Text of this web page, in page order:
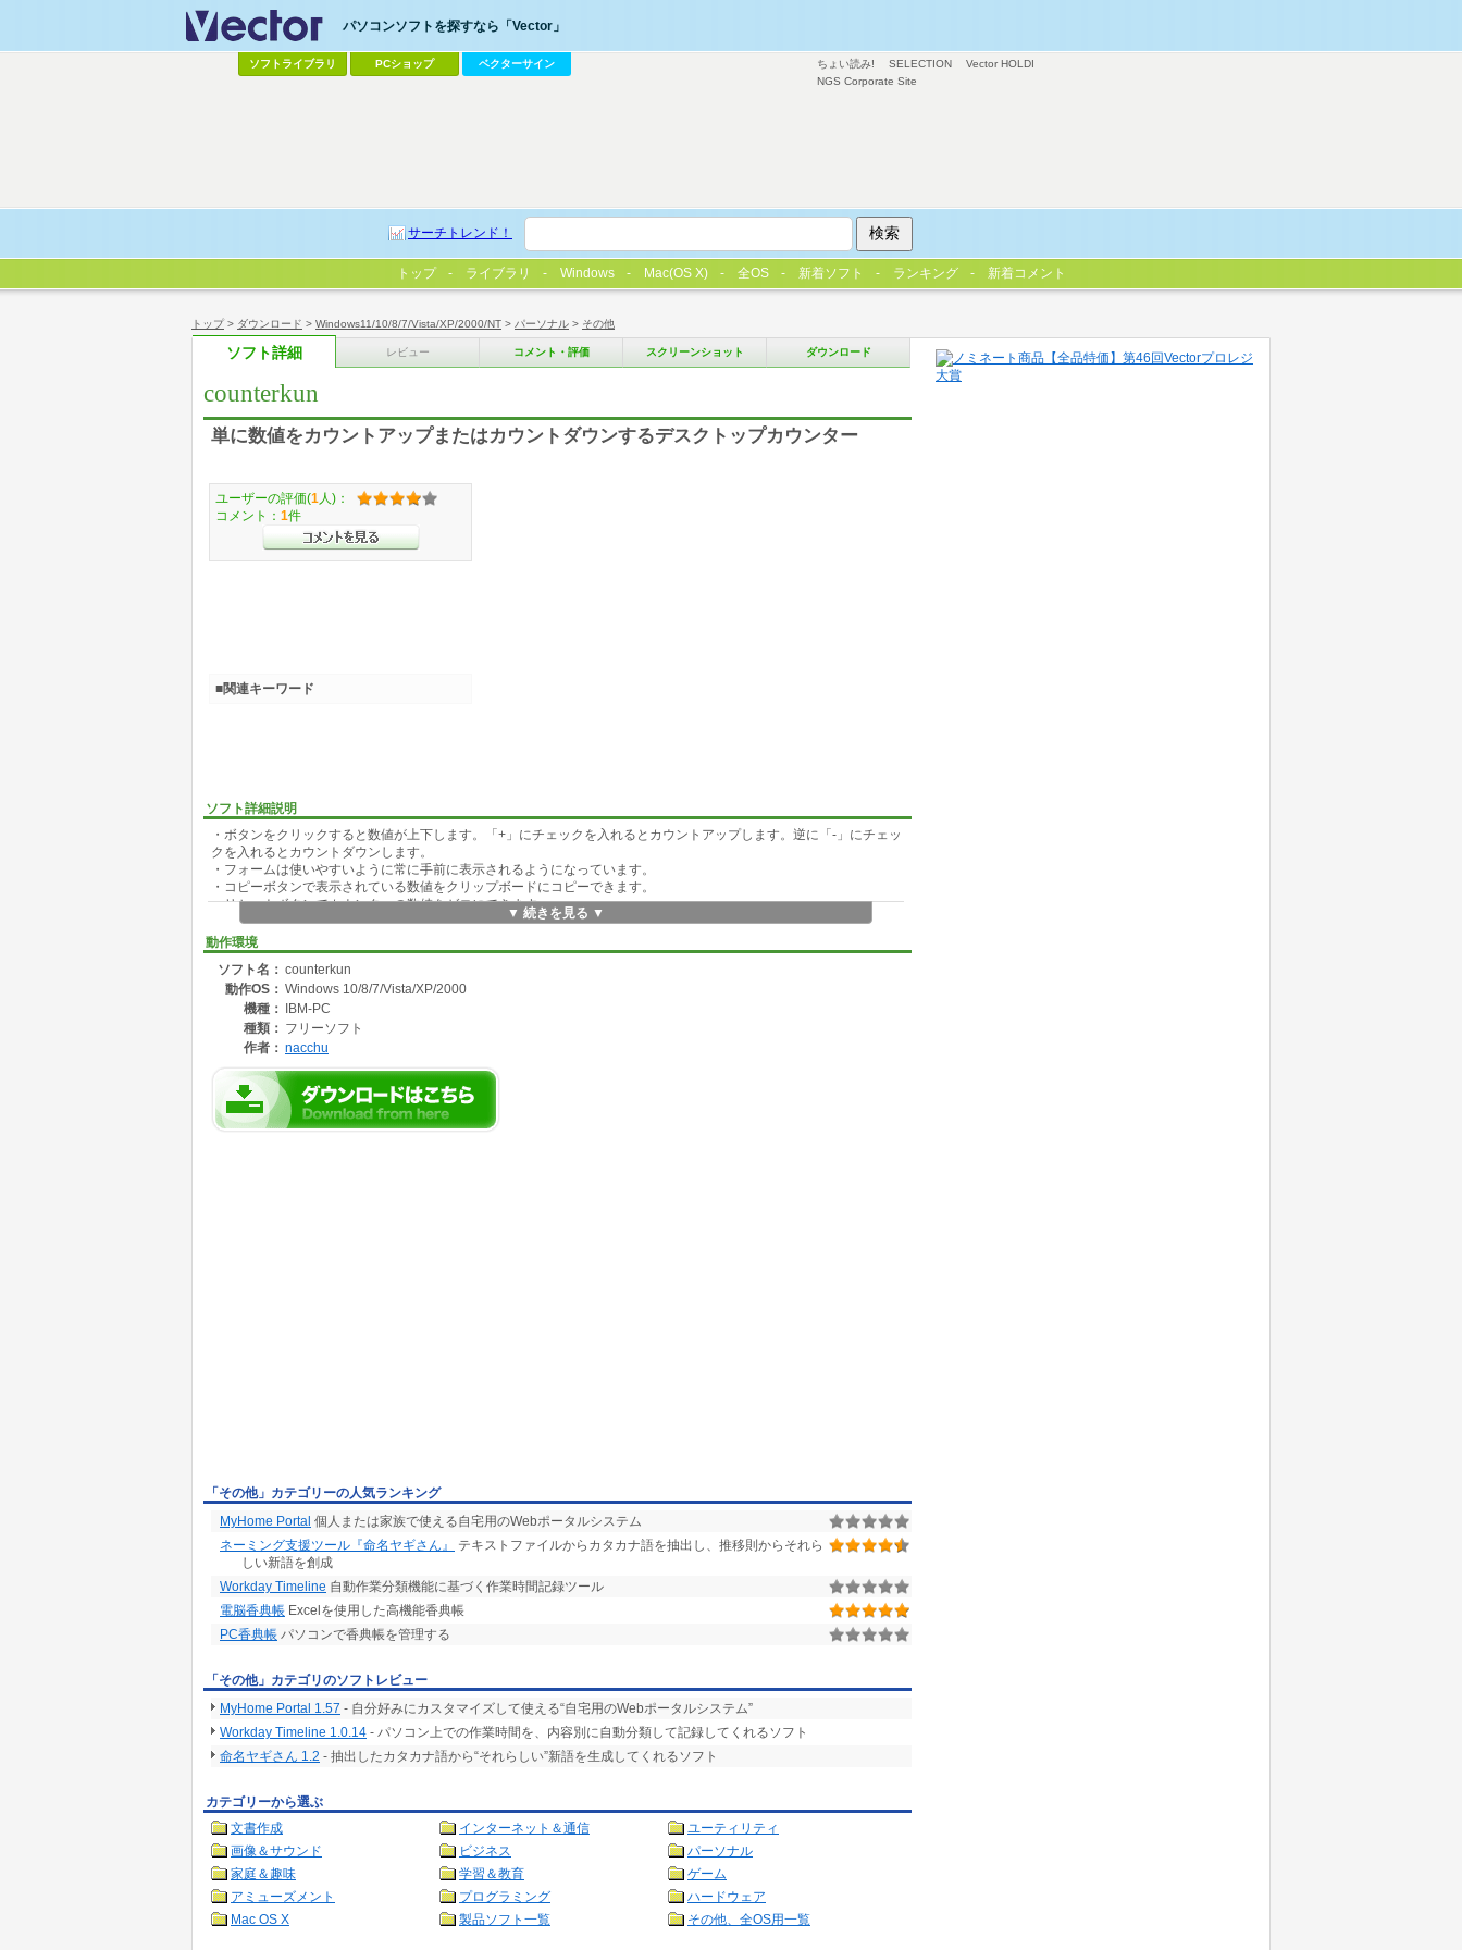
トップ> ダウンロード > Windows11/10/8/7/Vista/XP/2000/NT > パーソナル > その他
ソフト詳細 レビュー コメント・評価 スクリーンショット ダウンロード
counterkun
単に数値をカウントアップまたはカウントダウンするデスクトップカウンター
ソフト詳細説明
・ボタンをクリックすると数値が上下します。「+」にチェックを入れるとカウントアップします。逆に「-」にチェッ
クを入れるとカウントダウンします。
・フォームは使いやすいように常に手前に表示されるようになっています。
・コピーボタンで表示されている数値をクリップボードにコピーできます。
・リセットボタンでカウンターの数値をゼロにできます。
▼ 続きを見る ▼
動作環境
ソフト名： counterkun
動作OS： Windows 10/8/7/Vista/XP/2000
機種：
IBM-PC
種類： フリーソフト
作者： nacchu
ユーザーの評価(1 人)：
コメント： 1件
■関連キーワード
「その他」カテゴリーの人気ランキング
MyHome Portal 個人または家族で使える自宅用のWebポータルシステム
ネーミング支援ツール『命名ヤギさん』
テキストファイルからカタカナ語を抽出し、推移則からそれら
しい新語を創成
Workday Timeline 自動作業分類機能に基づく作業時間記録ツール
電脳香典帳 Excelを使用した高機能香典帳
PC香典帳 パソコンで香典帳を管理する
「その他」カテゴリのソフトレビュー
MyHome Portal 1.57 - 自分好みにカスタマイズして使える“自宅用のWebポータルシステム”
Workday Timeline 1.0.14 - パソコン上での作業時間を、内容別に自動分類して記録してくれるソフト
命名ヤギさん 1.2 - 抽出したカタカナ語から“それらしい”新語を生成してくれるソフト
カテゴリーから選ぶ
文書作成
インターネット＆通信
ユーティリティ
画像＆サウンド
ビジネス
パーソナル
家庭＆趣味
学習＆教育
ゲーム
アミューズメント
プログラミング
ハードウェア
Mac OS X
製品ソフト一覧 その他、全OS用一覧
ちょい読み! SELECTION
Vector HOLDI
NGS Corporate Site
パソコンソフトを探すなら「Vector」
ソフトライブラリ PCショップ ベクターサイン
サーチトレンド！
トップ ライブラリ Windows Mac(OS X) 全OS 新着ソフト ランキング 新着コメント